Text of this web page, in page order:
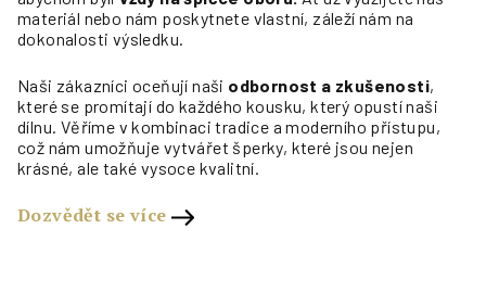
materiál nebo nám poskytnete vlastní, záleží nám na
dokonalosti výsledku.
Naši zákazníci oceňují naši odbornost a zkušenosti,
které se promítají do každého kousku, který opustí naši
dílnu. Věříme v kombinaci tradice a moderního přístupu,
což nám umožňuje vytvářet šperky, které jsou nejen
krásné, ale také vysoce kvalitní.
Dozvědět se více